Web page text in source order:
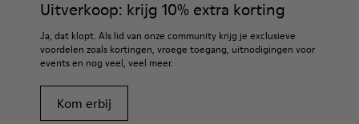
Uitverkoop: krijg 10% extra korting
Ja, dat klopt. Als lid van onze community krijg je exclusieve
voordelen zoals kortingen, vroege toegang, uitnodigingen voor
events en nog veel, veel meer.
Kom erbij